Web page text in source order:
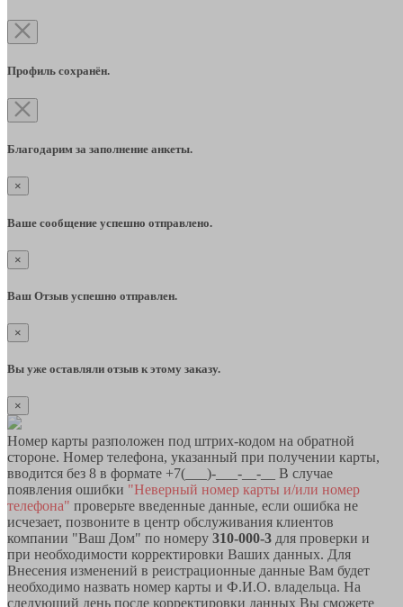
Профиль сохранён.
Благодарим за заполнение анкеты.
×
Ваше сообщение успешно отправлено.
×
Ваш Отзыв успешно отправлен.
×
Вы уже оставляли отзыв к этому заказу.
×
Номер карты разположен под штрих-кодом на обратной
стороне. Номер телефона, указанный при получении карты,
вводится без 8 в формате +7(___)-___-__-__ В случае
появления ошибки "Неверный номер карты и/или номер
телефона" проверьте введенные данные, если ошибка не
исчезает, позвоните в центр обслуживания клиентов
компании "Ваш Дом" по номеру 310-000-3 для проверки и
при необходимости корректировки Ваших данных. Для
Внесения изменений в реистрационные данные Вам будет
необходимо назвать номер карты и Ф.И.О. владельца. На
следующий день после корректировки данных Вы сможете